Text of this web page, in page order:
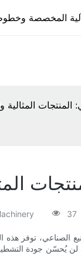
المثالية
37
توفر هذه
لن يُحسّن جودة